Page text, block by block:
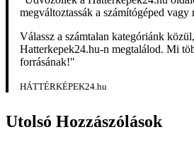
megváltoztassák a számítógéped
Válassz a számtalan kategóriánk
Hatterkepek24.hu-n megtalálod. Mi
forrásának!"
HÁTTÉRKÉPEK24.hu
Utolsó Hozzászólások